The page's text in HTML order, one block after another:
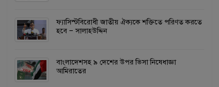
ফ্যাসিস্টবিরোধী জাতীয় ঐক্যকে শক্তিতে পরিণত করতে
হবে – সালাহউদ্দিন
বাংলাদেশসহ ৯ দেশের উপর ভিসা নিষেধাজ্ঞা
আমিরাতের